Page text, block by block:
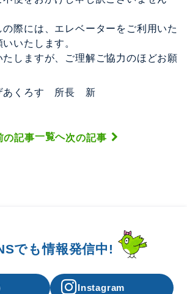
際には、エレベーターをご利用いた
いたします。
たしますが、ご理解ご協力のほどお願
あくろす 所長 新
の記事一覧へ次の記事
でも情報発信中!
Instagram